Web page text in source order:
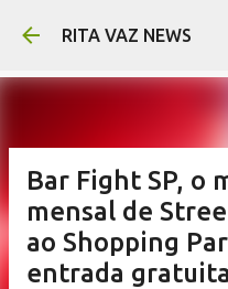
Pular para o
RITA VAZ NEWS
Bar Fight SP, o
mensal de
ao Shopping
entrada gratuita